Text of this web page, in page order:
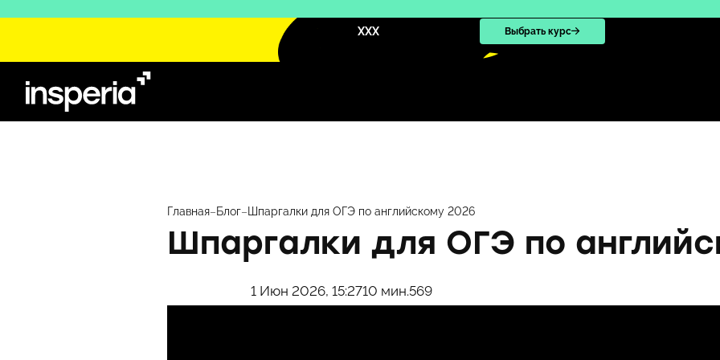
XXX Выбрать курс
Главная–Блог– Шпаргалки для ОГЭ по английскому 2026
Шпаргалки для ОГЭ по
1 Июн 2026, 15:2710 мин.569